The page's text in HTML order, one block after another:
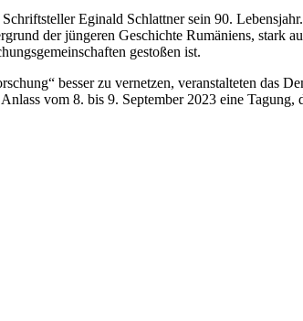
Eginald Schlattner sein 90.
der jüngeren Geschichte Rumäniens, stark
gestoßen ist.
besser zu vernetzen, veranstalteten das
vom 8. bis 9. September 2023 eine